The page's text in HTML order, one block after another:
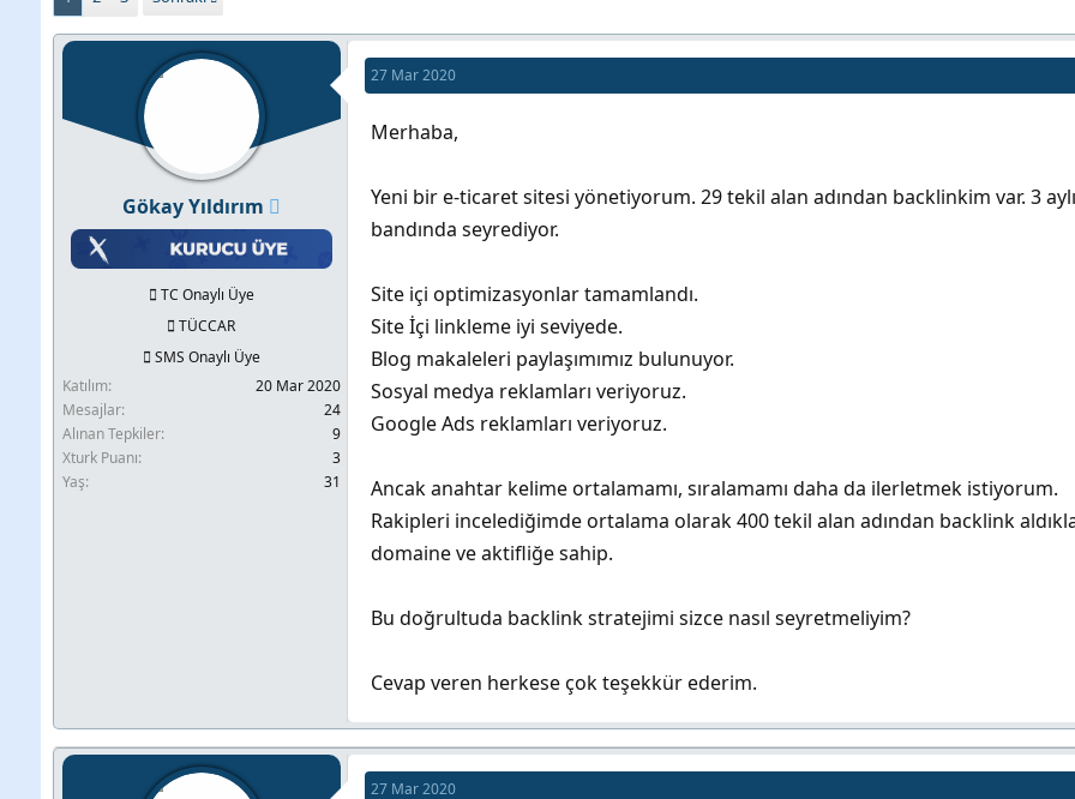
b
u
n
n
g
ı
t
a
e
t
Gökay Yıldırım
TC Onaylı Üye
TÜCCAR
SMS Onaylı Üye
Katılım
20 Mar 2020
Mesajlar
24
Alınan Tepkiler
9
Xturk Puanı
3
Yaş
31
27 Mar 2020
Merhaba,
Yeni bir e-ticaret sitesi yönetiyorum. 29 tekil alan adından backlinkim var. 3
bandında seyrediyor.
Site içi optimizasyonlar tamamlandı.
Site İçi linkleme iyi seviyede.
Blog makaleleri paylaşımımız bulunuyor.
Sosyal medya reklamları veriyoruz.
Google Ads reklamları veriyoruz.
Ancak anahtar kelime ortalamamı, sıralamamı daha da ilerletmek istiyorum.
Rakipleri incelediğimde ortalama olarak 400 tekil alan adından backlink
domaine ve aktifliğe sahip.
Bu doğrultuda backlink stratejimi sizce nasıl seyretmeliyim?
Cevap veren herkese çok teşekkür ederim.
27 Mar 2020